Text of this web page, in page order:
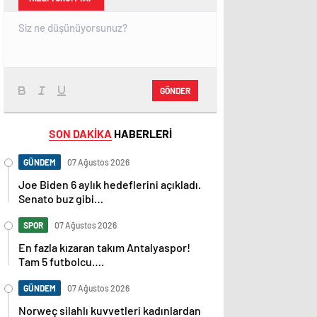
GÖNDER
SON DAKİKA HABERLERİ
GÜNDEM 07 Ağustos 2026
Joe Biden 6 aylık hedeflerini açıkladı.
Senato buz gibi…
SPOR 07 Ağustos 2026
En fazla kızaran takım Antalyaspor!
Tam 5 futbolcu….
GÜNDEM 07 Ağustos 2026
Norweç silahlı kuvvetleri kadınlardan